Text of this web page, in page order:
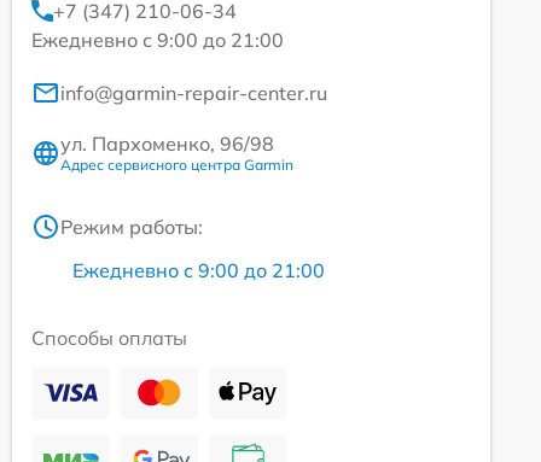
+7 (347) 210-06-34
Ежедневно с 9:00 до 21:00
info@garmin-repair-center.ru
ул. Пархоменко, 96/98
Адрес сервисного центра Garmin
Режим работы:
Ежедневно с 9:00 до 21:00
Способы оплаты